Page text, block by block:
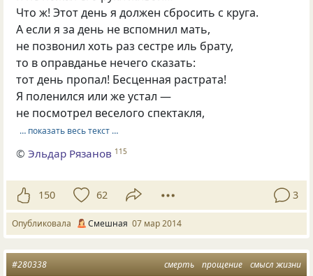
Что ж! Этот день я должен сбросить с круга.
А если я за день не вспомнил мать,
не позвонил хоть раз сестре иль брату,
то в оправданье нечего сказать:
тот день пропал! Бесценная растрата!
Я поленился или же устал —
не посмотрел веселого спектакля,
… показать весь текст …
©Эльдар Рязанов 115
150 62 3
Опубликовала Смешная 07 мар 2014
смерть прощение смысл жизни
#280338